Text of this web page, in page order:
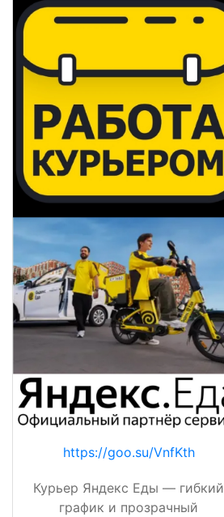
https://goo.su/VnfKth
Курьер Яндекс Еды — гибкий
график и прозрачный